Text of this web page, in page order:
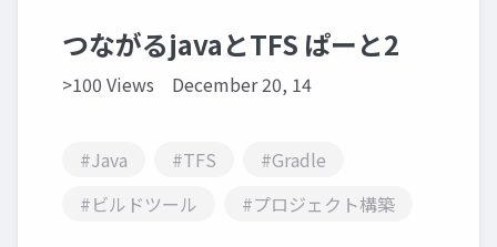
つながるjavaとTFS ぱーと2
>100 Views December 20, 14
#Java #TFS
#Gradle
#ビルドツール
#プロジェクト構築